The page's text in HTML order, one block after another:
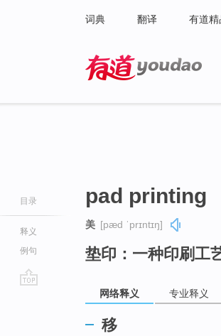
词典 翻译 有道精
目录
释义
例句
pad printing
美 [pæd ˈprɪntɪŋ]
垫印：一种印刷工
网络释义 专业释义
移